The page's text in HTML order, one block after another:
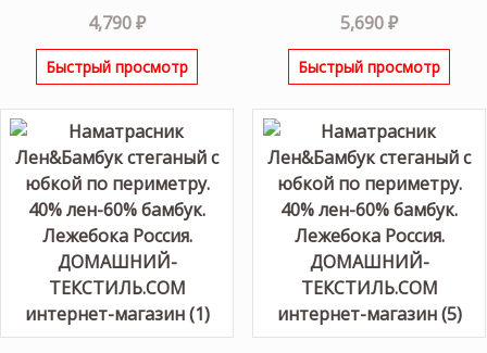
4,790₽
Быстрый просмотр
5,690₽
Быстрый просмотр